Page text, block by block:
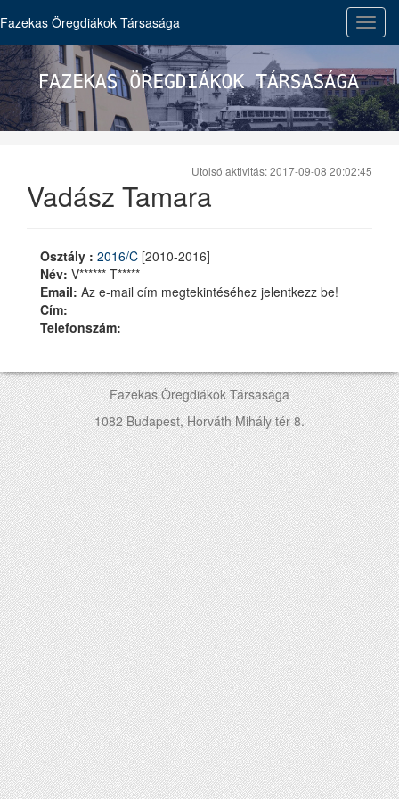
Fazekas Öregdiákok Társasága
Utolsó aktivitás: 2017-09-08 20:02:45
Vadász Tamara
Osztály : 2016/C [2010-2016]
Név: V****** T*****
Email: Az e-mail cím megtekintéséhez jelentkezz be!
Cím:
Telefonszám:
Fazekas Öregdiákok Társasága
1082 Budapest, Horváth Mihály tér 8.